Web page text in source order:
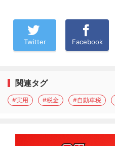
Twitter Facebook
関連タグ
#実用 #税金 #自動車税